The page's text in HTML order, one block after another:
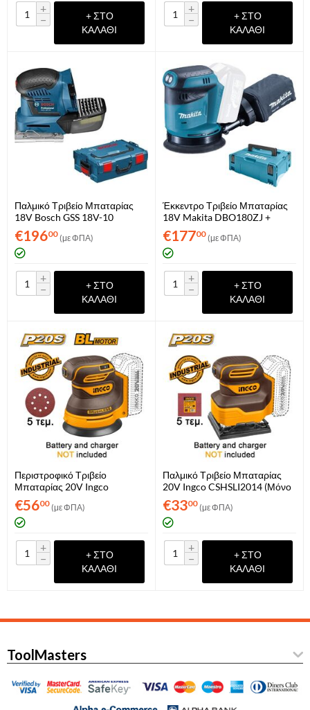
+
−
+ ΣΤΟ
ΚΑΛΆΘΙ
+
−
+ ΣΤΟ
ΚΑΛΆΘΙ
Παλμικό Τριβείο Μπαταρίας
18V Bosch GSS 18V-10
Professional Solo + L-Boxx
(06019D0202)
€19600 (με ΦΠΑ)
+
−
+ ΣΤΟ
ΚΑΛΆΘΙ
Έκκεντρο Τριβείο Μπαταρίας
18V Makita DBO180ZJ +
Makpac (Μόνο Σώμα)
€17700 (με ΦΠΑ)
+
−
+ ΣΤΟ
ΚΑΛΆΘΙ
Περιστροφικό Τριβείο
Μπαταρίας 20V Ingco
CROSLI2002 (Μόνο Σώμα)
€5600 (με ΦΠΑ)
+
−
+ ΣΤΟ
ΚΑΛΆΘΙ
Παλμικό Τριβείο Μπαταρίας
20V Ingco CSHSLI2014 (Μόνο
Σώμα)
€3300 (με ΦΠΑ)
+
−
+ ΣΤΟ
ΚΑΛΆΘΙ
ToolMasters